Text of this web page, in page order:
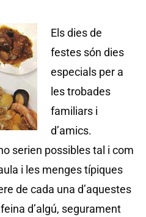
Els dies de
festes són dies
especials per a
les trobades
familiars i
d’amics.
serien possibles tal i com
i les menges típiques
de cada una d’aquestes
d’algú, segurament